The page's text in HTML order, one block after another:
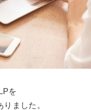
を
ました。